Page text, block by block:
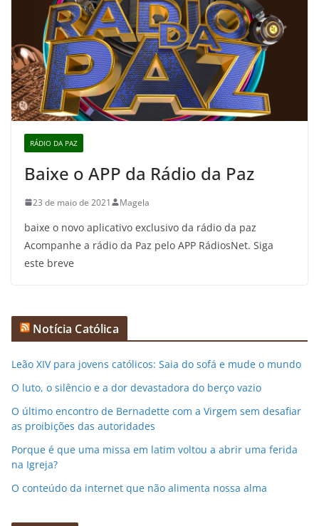
RÁDIO DA PAZ
Baixe o APP da Rádio da Paz
23 de maio de 2021 Magela
baixe o novo aplicativo exclusivo da rádio da paz
Acompanhe a rádio da Paz pelo APP RádiosNet. Siga
este breve
Notícia Católica
Leão XIV para jovens católicos: Saia do sofá e mude o mundo
O luto, o silêncio e a dor devastadora do berço vazio
O último encontro de Bernadette com a Virgem sem desafiar
as proibições das autoridades
Porque é que uma missa em latim voltou a abrir uma ferida
na Igreja?
O conteúdo da internet que não alimenta nossa alma